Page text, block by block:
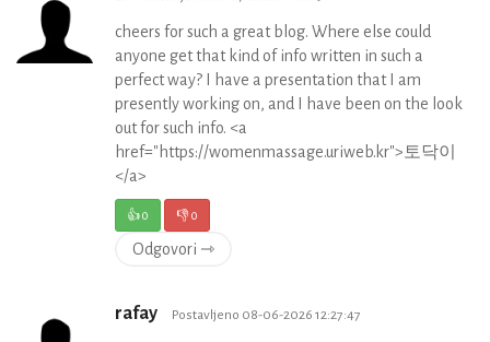
cheers for such a great blog. Where else could
anyone get that kind of info written in such a
perfect way? I have a presentation that I am
presently working on, and I have been on the look
out for such info. <a
href="https://womenmassage.uriweb.kr">토닥이
</a>
👍0 👎0
Odgovori ⇾
rafay Postavljeno 08-06-2026 12:27:47